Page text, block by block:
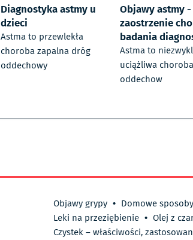
Diagnostyka astmy u
dzieci
Astma to przewlekła
choroba zapalna dróg
oddechowy
Objawy astmy -
zaostrzenie
badania
Astma to
uciążliwa
oddechow
Objawy grypy • Domowe
Leki na przeziębienie • Olej z
Czystek – właściwości,